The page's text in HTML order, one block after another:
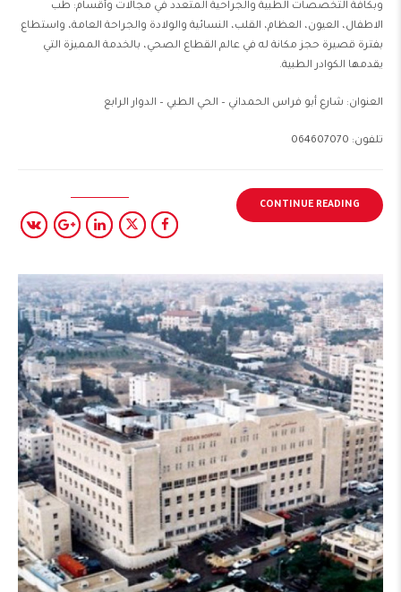
وبكافة التخصصات الطبية والجراحية المتعدد في مجالات وأقسام: طب
الاطفال، العيون، العظام، القلب، النسائية والولادة والجراحة العامة، واستطاع
بفترة قصيرة حجز مكانة له في عالم القطاع الصحي، بالخدمة المميزة التي
يقدمها الكوادر الطبية.
العنوان: شارع أبو فراس الحمداني – الحي الطبي – الدوار الرابع
تلفون: 064607070
CONTINUE READING